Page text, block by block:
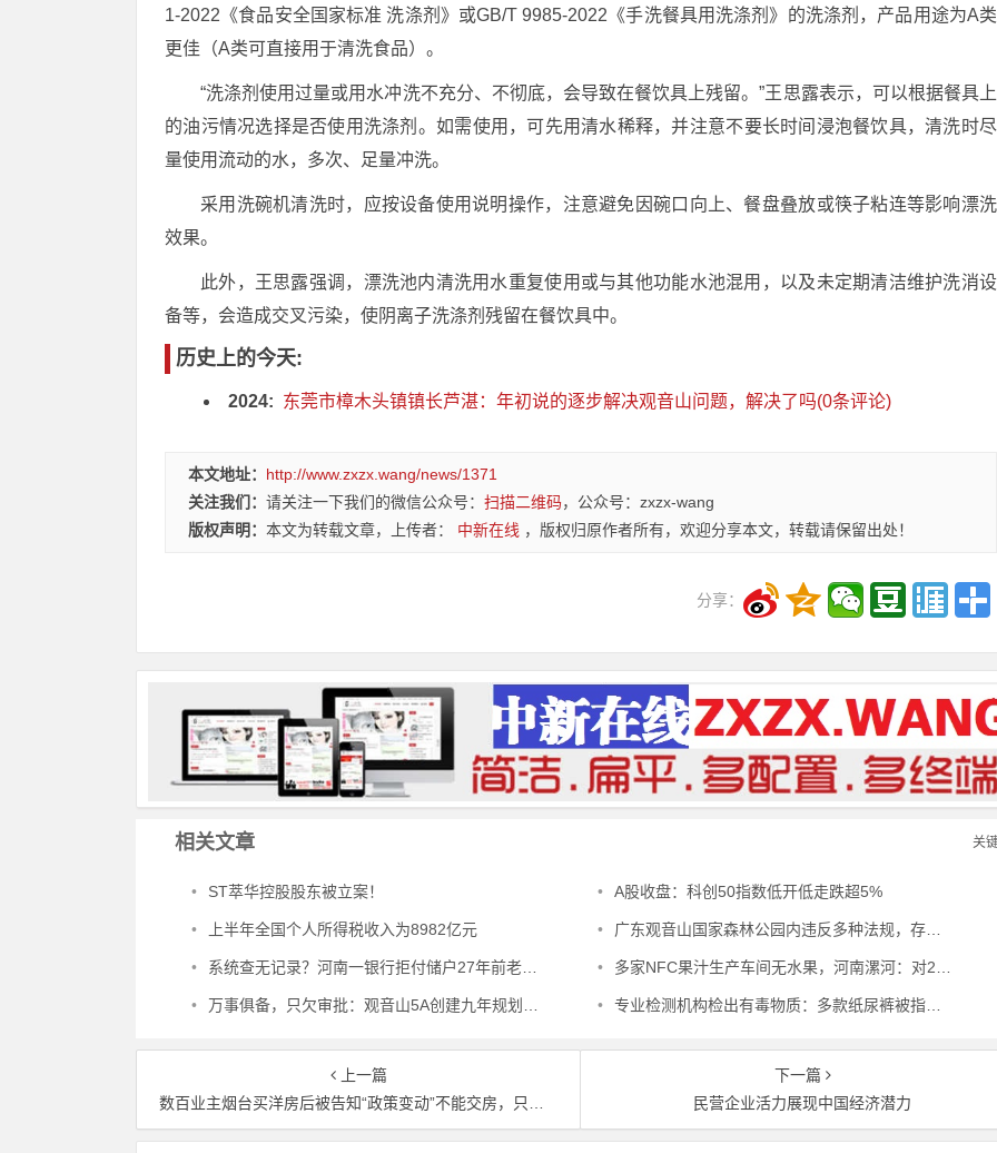
1-2022《食品安全国家标准 洗涤剂》或GB/T 9985-2022《手洗餐具用洗涤剂》的洗涤剂，产品用途为A类
更佳（A类可直接用于清洗食品）。
“洗涤剂使用过量或用水冲洗不充分、不彻底，会导致在餐饮具上残留。”王思露表示，可以根据餐具上
的油污情况选择是否使用洗涤剂。如需使用，可先用清水稀释，并注意不要长时间浸泡餐饮具，清洗时尽
量使用流动的水，多次、足量冲洗。
采用洗碗机清洗时，应按设备使用说明操作，注意避免因碗口向上、餐盘叠放或筷子粘连等影响漂洗
效果。
此外，王思露强调，漂洗池内清洗用水重复使用或与其他功能水池混用，以及未定期清洁维护洗消设
备等，会造成交叉污染，使阴离子洗涤剂残留在餐饮具中。
历史上的今天:
2024: 东莞市樟木头镇镇长芦湛：年初说的逐步解决观音山问题，解决了吗(0条评论)
本文地址： http://www.zxzx.wang/news/1371
关注我们： 请关注一下我们的微信公众号： 扫描二维码，公众号：zxzx-wang
版权声明： 本文为转载文章，上传者： 中新在线 ，版权归原作者所有，欢迎分享本文，转载请保留出处！
分享：
相关文章 关
• ST萃华控股股东被立案！ • A股收盘：科创50指数低开低走跌超5%
• 上半年全国个人所得税收入为8982亿元 • 广东观音山国家森林公园内违反多种法规，存在多重叠加重大安全风险
• 系统查无记录？河南一银行拒付储户27年前老存折存款被判支付剩余存款本金及相应利息 • 多家NFC果汁生产车间无水果，河南漯河：对2家企业立案、3家深入调查
• 万事俱备，只欠审批：观音山5A创建九年规划困局何解？ • 专业检测机构检出有毒物质：多款纸尿裤被指侵害婴幼儿健康
上一篇
数百业主烟台买洋房后被告知“政策变动”不能交房，只能置换不能退房
下一篇
民营企业活力展现中国经济潜力